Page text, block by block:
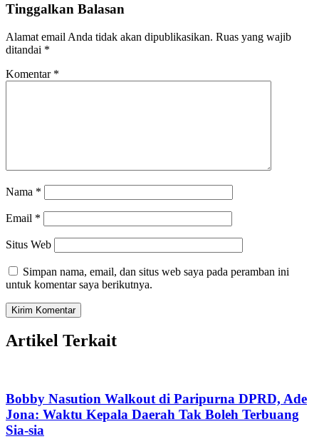
Tinggalkan Balasan
Alamat email Anda tidak akan dipublikasikan. Ruas yang wajib
ditandai *
Komentar *
Nama *
Email *
Situs Web
Simpan nama, email, dan situs web saya pada peramban ini
untuk komentar saya berikutnya.
Artikel Terkait
Bobby Nasution Walkout di Paripurna DPRD, Ade
Jona: Waktu Kepala Daerah Tak Boleh Terbuang
Sia-sia